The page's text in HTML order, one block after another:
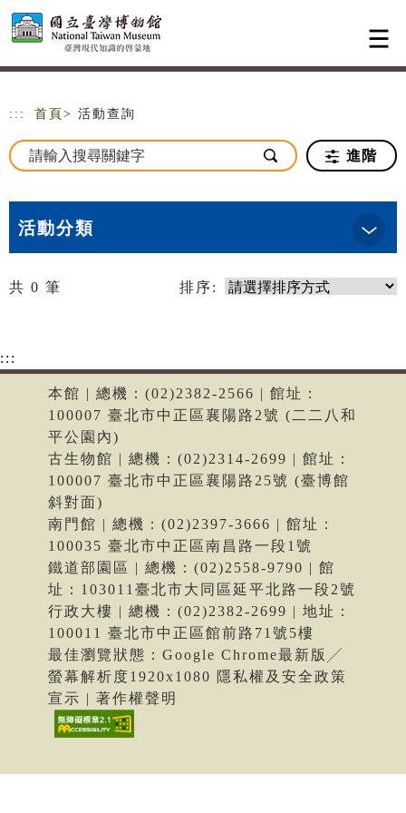
跳到主要內容
網站導覽
::: 首頁 > 活動查詢
進階
活動分類
共 0 筆 排序:
:::
本館 | 總機：(02)2382-2566 | 館址：
100007 臺北市中正區襄陽路2號 (二二八和
平公園內)
古生物館 | 總機：(02)2314-2699 | 館址：
100007 臺北市中正區襄陽路25號 (臺博館
斜對面)
南門館 | 總機：(02)2397-3666 | 館址：
100035 臺北市中正區南昌路一段1號
鐵道部園區 | 總機：(02)2558-9790 | 館
址：103011臺北市大同區延平北路一段2號
行政大樓 | 總機：(02)2382-2699 | 地址：
100011 臺北市中正區館前路71號5樓
最佳瀏覽狀態：Google Chrome最新版╱
螢幕解析度1920x1080 隱私權及安全政策
宣示 | 著作權聲明